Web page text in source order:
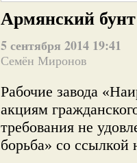
Армянский бунт
5 сентября 2014 19:41
Семён Миронов
Рабочие завода
акциям
требования не
борьба» со ссылкой